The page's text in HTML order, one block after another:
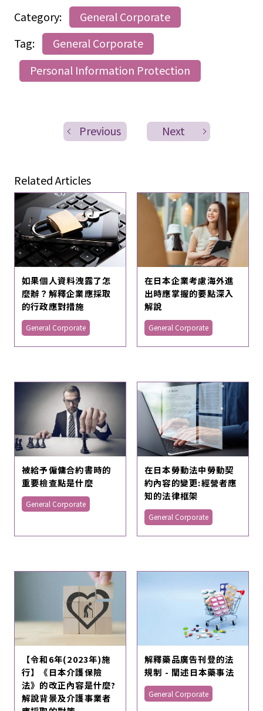
Category:
General Corporate
Tag:
General Corporate
Personal Information Protection
Previous Next
Related Articles
如果個人資料洩露了怎
麼辦？解釋企業應採取
的行政應對措施
General Corporate
在日本企業考慮海外進
出時應掌握的要點深入
解說
General Corporate
被給予僱傭合約書時的
重要檢查點是什麼
General Corporate
在日本勞動法中勞動契
約內容的變更:經營者應
知的法律框架
General Corporate
【令和6年(2023年)施
行】《日本介護保險
法》的改正內容是什麼?
解說背景及介護事業者
解釋藥品廣告刊登的法
規制 - 闡述日本藥事法
General Corporate